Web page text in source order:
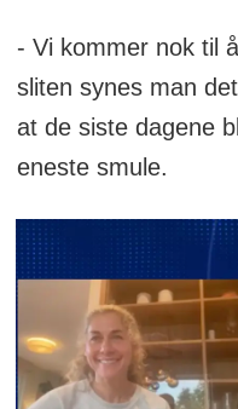
- Vi kommer nok til
sliten synes man
at de siste dagene
eneste smule.